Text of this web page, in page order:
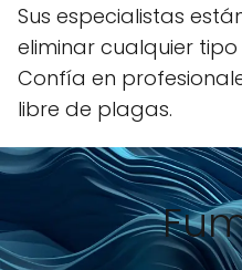
Sus especialistas
eliminar cualquier
Confía en
libre de plagas.